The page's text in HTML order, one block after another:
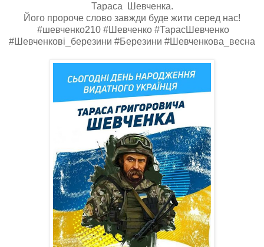
Тараса Шевченка.
Його пророче слово завжди буде жити серед нас!
#шевченко210 #Шевченко #ТарасШевченко
#Шевченкові_березини #Березини #Шевченкова_весна